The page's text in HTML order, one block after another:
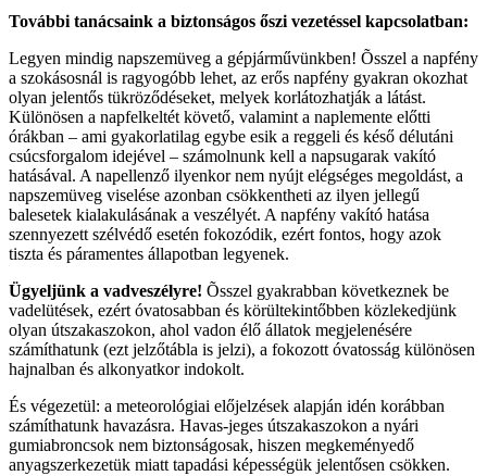
További tanácsaink a biztonságos őszi vezetéssel kapcsolatban:
Legyen mindig napszemüveg a gépjárművünkben! Õsszel a napfény
a szokásosnál is ragyogóbb lehet, az erős napfény gyakran okozhat
olyan jelentős tükröződéseket, melyek korlátozhatják a látást.
Különösen a napfelkeltét követő, valamint a naplemente előtti
órákban – ami gyakorlatilag egybe esik a reggeli és késő délutáni
csúcsforgalom idejével – számolnunk kell a napsugarak vakító
hatásával. A napellenző ilyenkor nem nyújt elégséges megoldást, a
napszemüveg viselése azonban csökkentheti az ilyen jellegű
balesetek kialakulásának a veszélyét. A napfény vakító hatása
szennyezett szélvédő esetén fokozódik, ezért fontos, hogy azok
tiszta és páramentes állapotban legyenek.
Ügyeljünk a vadveszélyre! Õsszel gyakrabban következnek be
vadelütések, ezért óvatosabban és körültekintőbben közlekedjünk
olyan útszakaszokon, ahol vadon élő állatok megjelenésére
számíthatunk (ezt jelzőtábla is jelzi), a fokozott óvatosság különösen
hajnalban és alkonyatkor indokolt.
És végezetül: a meteorológiai előjelzések alapján idén korábban
számíthatunk havazásra. Havas-jeges útszakaszokon a nyári
gumiabroncsok nem biztonságosak, hiszen megkeményedő
anyagszerkezetük miatt tapadási képességük jelentősen csökken.